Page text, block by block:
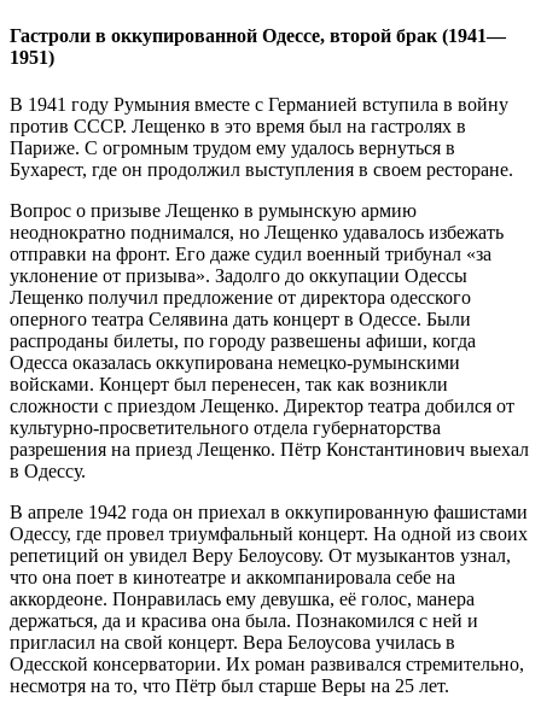
Гастроли в оккупированной Одессе, второй брак (1941—
1951)
В 1941 году Румыния вместе с Германией вступила в войну
против СССР. Лещенко в это время был на гастролях в
Париже. С огромным трудом ему удалось вернуться в
Бухарест, где он продолжил выступления в своем ресторане.
Вопрос о призыве Лещенко в румынскую армию
неоднократно поднимался, но Лещенко удавалось избежать
отправки на фронт. Его даже судил военный трибунал «за
уклонение от призыва». Задолго до оккупации Одессы
Лещенко получил предложение от директора одесского
оперного театра Селявина дать концерт в Одессе. Были
распроданы билеты, по городу развешены афиши, когда
Одесса оказалась оккупирована немецко-румынскими
войсками. Концерт был перенесен, так как возникли
сложности с приездом Лещенко. Директор театра добился от
культурно-просветительного отдела губернаторства
разрешения на приезд Лещенко. Пётр Константинович выехал
в Одессу.
В апреле 1942 года он приехал в оккупированную фашистами
Одессу, где провел триумфальный концерт. На одной из своих
репетиций он увидел Веру Белоусову. От музыкантов узнал,
что она поет в кинотеатре и аккомпанировала себе на
аккордеоне. Понравилась ему девушка, её голос, манера
держаться, да и красива она была. Познакомился с ней и
пригласил на свой концерт. Вера Белоусова училась в
Одесской консерватории. Их роман развивался стремительно,
несмотря на то, что Пётр был старше Веры на 25 лет.